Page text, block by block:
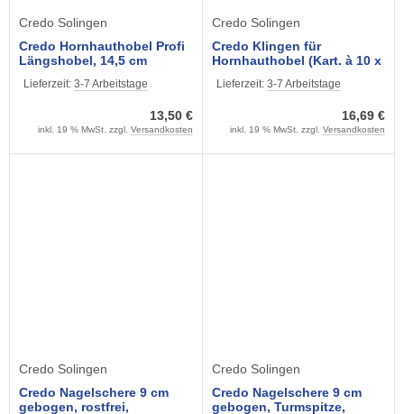
Credo Solingen
Credo Hornhauthobel Profi
Längshobel, 14,5 cm
Lieferzeit: 3-7 Arbeitstage
13,50 €
inkl. 19 % MwSt. zzgl. Versandkosten
Credo Solingen
Credo Klingen für
Hornhauthobel (Kart. à 10 x
Lieferzeit: 3-7 Arbeitstage
16,69 €
inkl. 19 % MwSt. zzgl. Versandkosten
Credo Solingen
Credo Nagelschere 9 cm
gebogen, rostfrei,
Credo Solingen
Credo Nagelschere 9 cm
gebogen, Turmspitze,